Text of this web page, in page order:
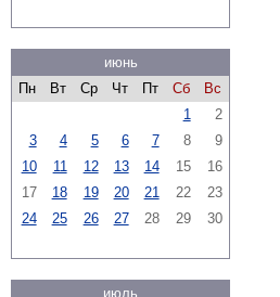
июнь
Пн
Вт Ср Чт Пт Сб
Вс
1
2
3
4 5 6 7 8
9
10
11 12 13 14 15
16
17
18 19 20 21 22
23
24
25 26 27 28 29 30
июль